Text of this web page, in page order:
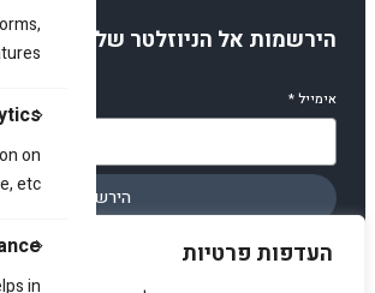
העדפות פרטיות
on
etc.
in
הירשמות אל הניוזלטר שלנו
אימייל*
הירשמו